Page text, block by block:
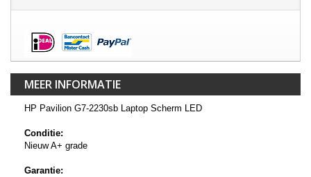
MEER INFORMATIE
HP Pavilion G7-2230sb Laptop Scherm LED
Conditie:
Nieuw A+ grade
Garantie: